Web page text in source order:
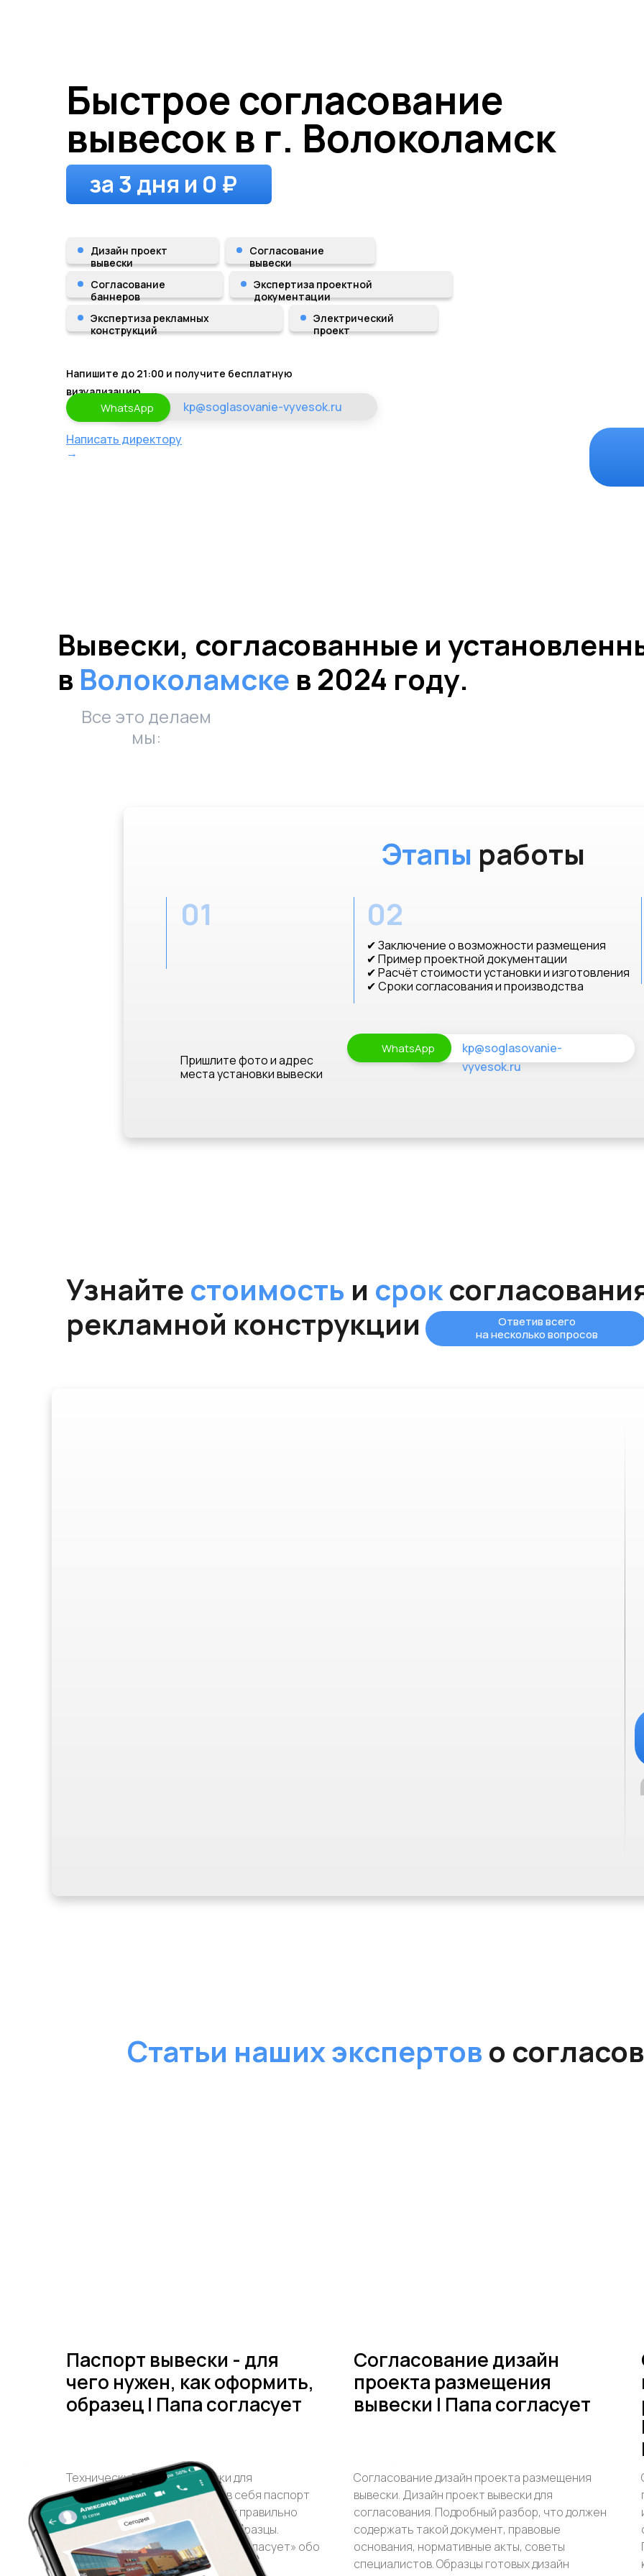
Напишите до 21:00 и получите бесплатную
визуализацию
за 3 дня и 0 ₽
kp@soglasovanie-vyvesok.ru
WhatsApp
Написать директору
→
Дизайн проект
вывески
Согласование
вывески
Быстрое согласование
вывесок в г. Волоколамск
Согласование
баннеров
Экспертиза рекламных
конструкций
Экспертиза проектной
документации
Электрический
проект
Вывески, согласованные и
в Волоколамске в 2024 году.
Все это делаем
мы:
Пришлите фото и адрес
места установки вывески
02
✔ Заключение о возможности размещения
✔ Пример проектной документации
✔ Расчёт стоимости установки и изготовления
✔ Сроки согласования и производства
Этапы работы
kp@soglasovanie-
vyvesok.ru
01
WhatsApp
Узнайте стоимость и срок
рекламной конструкции
Ответив всего
на несколько вопросов
Статьи наших экспертов о
Паспорт вывески - для
чего нужен, как оформить,
образец | Папа согласует
Технический паспорт вывески для
согласования. Что включает в себя паспорт
вывески, для чего он нужен, как правильно
оформить и где согласовать, образцы.
Специалисты компании «Папа согласует» обо
всех тонкостях документа.
Согласование дизайн
проекта размещения
вывески | Папа согласует
Согласование дизайн проекта размещения
вывески. Дизайн проект вывески для
согласования. Подробный разбор, что должен
содержать такой документ, правовые
основания, нормативные акты, советы
специалистов. Образцы готовых дизайн